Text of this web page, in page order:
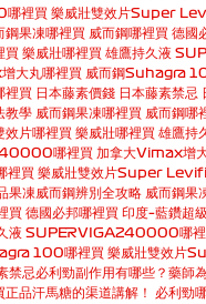
裡買 樂威壯雙效片Super
鋼果凍哪裡買 威而鋼哪裡買 德國
買 樂威壯哪裡買 雄鷹持久液
大丸哪裡買 威而鋼Suhagra
買 日本藤素價錢 日本藤素禁忌
教學 威而鋼果凍哪裡買 威而鋼哪
效片哪裡買 樂威壯哪裡買 雄鷹持
哪裡買 加拿大Vimax增
裡買 樂威壯雙效片Super
果凍威而鋼辨別全攻略 威而鋼果
買 德國必邦哪裡買 印度–藍鑽超
液 SUPERVIGA240000哪裡
100哪裡買 樂威壯雙效片
禁忌必利勁副作用有哪些？藥師
品汗馬糖的渠道講解！
必利勁